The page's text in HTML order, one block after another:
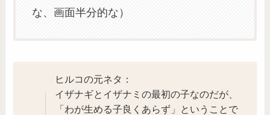
な、画面半分的な）
ヒルコの元ネタ：
イザナギとイザナミの最初の子なのだが、
「わが生める子良くあらず」ということで